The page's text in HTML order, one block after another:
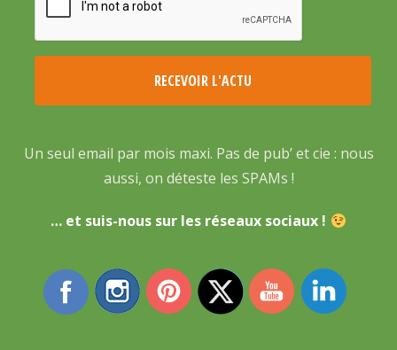
Un seul email par mois maxi. Pas de pub’ et cie : nous
aussi, on déteste les SPAMs !
… et suis-nous sur les réseaux sociaux !